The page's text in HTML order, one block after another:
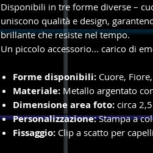
Disponibili in tre forme diverse –
uniscono qualità e design,
brillante che resiste nel tempo.
Un piccolo accessorio... carico di
Forme disponibili: Cuore,
Materiale: Metallo argentato
Dimensione area foto: circa
Personalizzazione:Stampa a
Fissaggio: Clip a scatto per capelli